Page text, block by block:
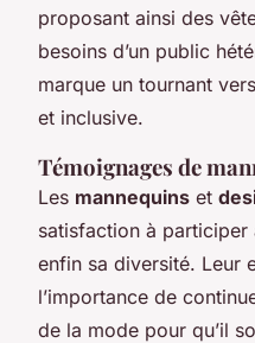
proposant ainsi des
besoins d’un public
marque un tournant
et inclusive.
Témoignages de
Les mannequins et
satisfaction à
enfin sa diversité. Leur
l’importance de
de la mode pour qu’il